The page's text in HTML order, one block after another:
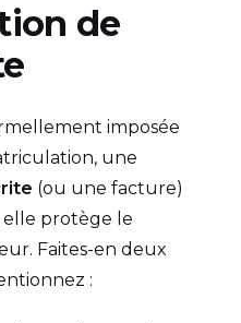
de
imposée
une
(ou une facture)
elle protège le
Faites-en deux
: